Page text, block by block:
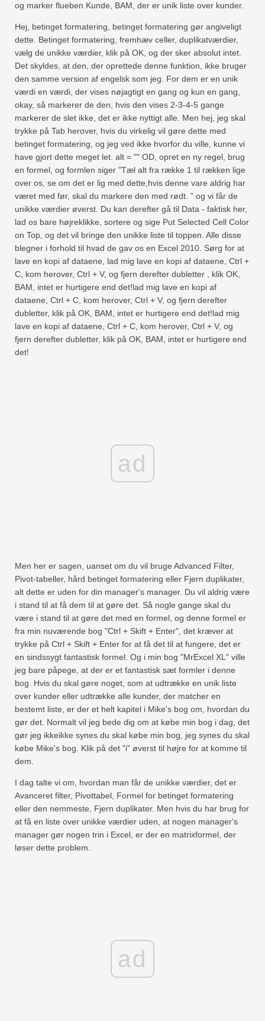
og marker flueben Kunde, BAM, der er unik liste over kunder.
Hej, betinget formatering, betinget formatering gør angiveligt
dette. Betinget formatering, fremhæv celler, duplikatværdier,
vælg de unikke værdier, klik på OK, og der sker absolut intet.
Det skyldes, at den, der oprettede denne funktion, ikke bruger
den samme version af engelsk som jeg. For dem er en unik
værdi en værdi, der vises nøjagtigt en gang og kun en gang,
okay, så markerer de den, hvis den vises 2-3-4-5 gange
markerer de slet ikke, det er ikke nyttigt alle. Men hej, jeg skal
trykke på Tab herover, hvis du virkelig vil gøre dette med
betinget formatering, og jeg ved ikke hvorfor du ville, kunne vi
have gjort dette meget let. alt = "" OD, opret en ny regel, brug
en formel, og formlen siger "Tæl alt fra række 1 til rækken lige
over os, se om det er lig med dette,hvis denne vare aldrig har
været med før, skal du markere den med rødt. ” og vi får de
unikke værdier øverst. Du kan derefter gå til Data - faktisk her,
lad os bare højreklikke, sortere og sige Put Selected Cell Color
on Top, og det vil bringe den unikke liste til toppen. Alle disse
blegner i forhold til hvad de gav os en Excel 2010. Sørg for at
lave en kopi af dataene, lad mig lave en kopi af dataene, Ctrl +
C, kom herover, Ctrl + V, og fjern derefter dubletter , klik OK,
BAM, intet er hurtigere end det!lad mig lave en kopi af
dataene, Ctrl + C, kom herover, Ctrl + V, og fjern derefter
dubletter, klik på OK, BAM, intet er hurtigere end det!lad mig
lave en kopi af dataene, Ctrl + C, kom herover, Ctrl + V, og
fjern derefter dubletter, klik på OK, BAM, intet er hurtigere end
det!
ad
Men her er sagen, uanset om du vil bruge Advanced Filter,
Pivot-tabeller, hård betinget formatering eller Fjern duplikater,
alt dette er uden for din manager's manager. Du vil aldrig være
i stand til at få dem til at gøre det. Så nogle gange skal du
være i stand til at gøre det med en formel, og denne formel er
fra min nuværende bog "Ctrl + Skift + Enter", det kræver at
trykke på Ctrl + Skift + Enter for at få det til at fungere, det er
en sindssygt fantastisk formel. Og i min bog "MrExcel XL" ville
jeg bare påpege, at der er et fantastisk sæt formler i denne
bog. Hvis du skal gøre noget, som at udtrække en unik liste
over kunder eller udtrække alle kunder, der matcher en
bestemt liste, er der et helt kapitel i Mike's bog om, hvordan du
gør det. Normalt vil jeg bede dig om at købe min bog i dag, det
gør jeg ikkeikke synes du skal købe min bog, jeg synes du skal
købe Mike's bog. Klik på det "i" øverst til højre for at komme til
dem.
I dag talte vi om, hvordan man får de unikke værdier, det er
Avanceret filter, Pivottabel, Formel for betinget formatering
eller den nemmeste, Fjern duplikater. Men hvis du har brug for
at få en liste over unikke værdier uden, at nogen manager's
manager gør nogen trin i Excel, er der en matrixformel, der
løser dette problem.
ad